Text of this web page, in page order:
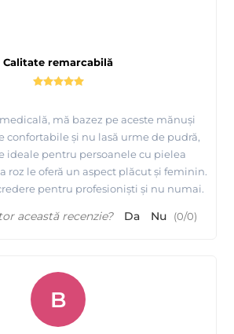
Calitate remarcabilă
mă bazez pe aceste mănuși
confortabile și nu lasă urme de pudră,
ideale pentru persoanele cu pielea
roz le oferă un aspect plăcut și feminin.
pentru profesioniști și nu numai.
această recenzie? Da Nu (0/0)
B